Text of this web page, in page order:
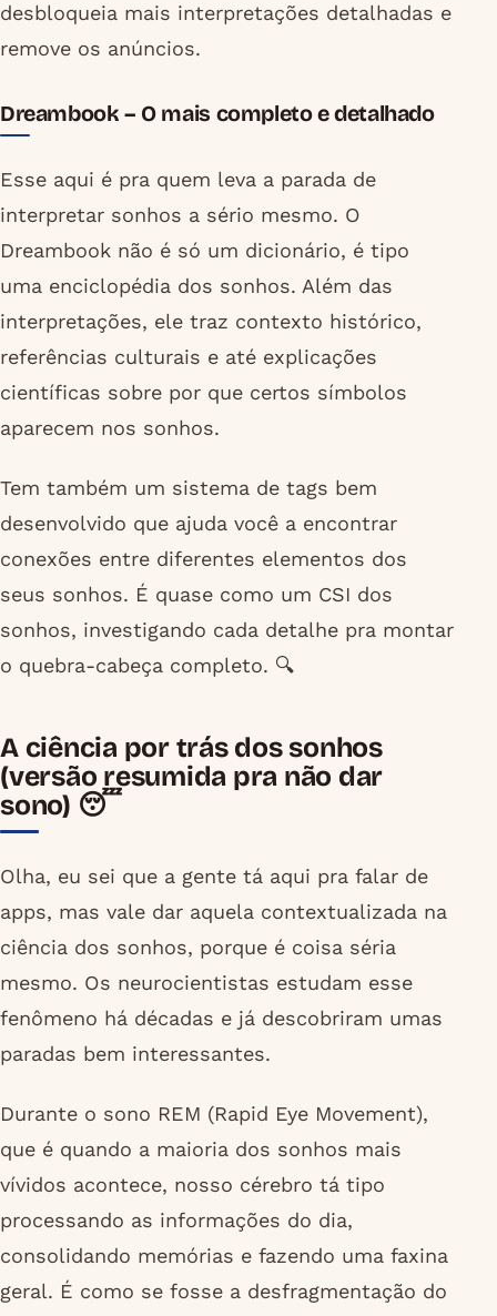
desbloqueia mais interpretações detalhadas e
remove os anúncios.
Dreambook – O mais completo e detalhado
Esse aqui é pra quem leva a parada de
interpretar sonhos a sério mesmo. O
Dreambook não é só um dicionário, é tipo
uma enciclopédia dos sonhos. Além das
interpretações, ele traz contexto histórico,
referências culturais e até explicações
científicas sobre por que certos símbolos
aparecem nos sonhos.
Tem também um sistema de tags bem
desenvolvido que ajuda você a encontrar
conexões entre diferentes elementos dos
seus sonhos. É quase como um CSI dos
sonhos, investigando cada detalhe pra montar
o quebra-cabeça completo. 🔍
A ciência por trás dos sonhos
(versão resumida pra não dar
sono) 😴
Olha, eu sei que a gente tá aqui pra falar de
apps, mas vale dar aquela contextualizada na
ciência dos sonhos, porque é coisa séria
mesmo. Os neurocientistas estudam esse
fenômeno há décadas e já descobriram umas
paradas bem interessantes.
Durante o sono REM (Rapid Eye Movement),
que é quando a maioria dos sonhos mais
vívidos acontece, nosso cérebro tá tipo
processando as informações do dia,
consolidando memórias e fazendo uma faxina
geral. É como se fosse a desfragmentação do